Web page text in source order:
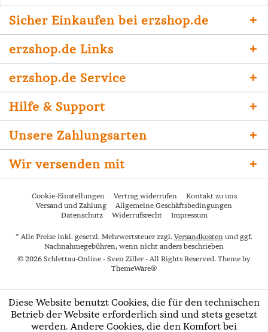
Sicher Einkaufen bei erzshop.de
erzshop.de Links
erzshop.de Service
Hilfe & Support
Unsere Zahlungsarten
Wir versenden mit
Cookie-Einstellungen Vertrag widerrufen
Kontakt zu uns
Versand und Zahlung
Allgemeine Geschäftsbedingungen
Datenschutz
Widerrufsrecht Impressum
* Alle Preise inkl. gesetzl. Mehrwertsteuer zzgl. Versandkosten und ggf.
Nachnahmegebühren, wenn nicht anders beschrieben
© 2026 Schlettau-Online - Sven Ziller - All Rights Reserved. Theme by
ThemeWare®
Diese Website benutzt Cookies, die für den technischen
Betrieb der Website erforderlich sind und stets gesetzt
werden. Andere Cookies, die den Komfort bei